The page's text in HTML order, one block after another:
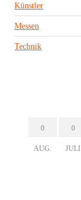
Künstler
Messen
Technik
0
AUG.
0
JULI